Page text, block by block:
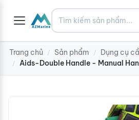
Tìm kiếm
Trang chủ / Sản phẩm / Dụng cụ
/ Aids-Double Handle - Manual